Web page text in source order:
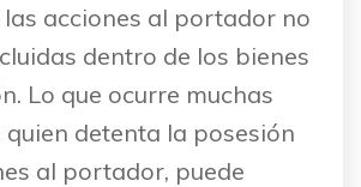
acciones al portador no
dentro de los bienes
Lo que ocurre muchas
quien detenta la posesión
al portador, puede